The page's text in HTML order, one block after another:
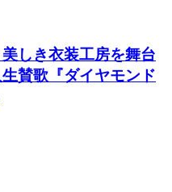
しき衣装工房を舞台
賛歌『ダイヤモンド